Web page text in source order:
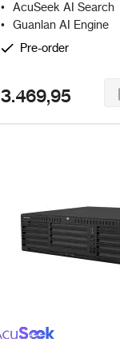
AcuSeek AI Search
Guanlan AI Engine
Pre-order
3.469,95